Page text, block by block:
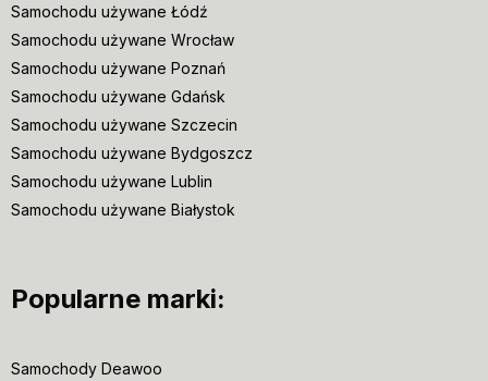
Samochodu używane Łódź
Samochodu używane Wrocław
Samochodu używane Poznań
Samochodu używane Gdańsk
Samochodu używane Szczecin
Samochodu używane Bydgoszcz
Samochodu używane Lublin
Samochodu używane Białystok
Popularne marki:
Samochody Deawoo